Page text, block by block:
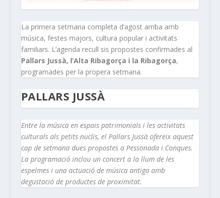
La primera setmana completa d’agost arriba amb
música, festes majors, cultura popular i activitats
familiars. L’agenda recull sis propostes confirmades al
Pallars Jussà, l’Alta Ribagorça i la Ribagorça,
programades per la propera setmana.
PALLARS JUSSÀ
Entre la música en espais patrimonials i les activitats
culturals als petits nuclis, el Pallars Jussà ofereix aquest
cap de setmana dues propostes a Pessonada i Conques.
La programació inclou un concert a la llum de les
espelmes i una actuació de música antiga amb
degustació de productes de proximitat.